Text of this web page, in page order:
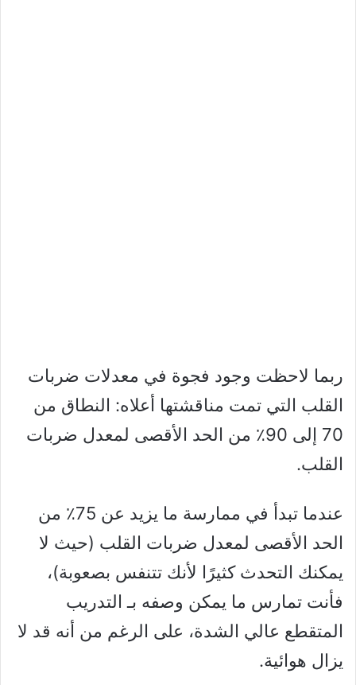
ربما لاحظت وجود فجوة في معدلات ضربات
القلب التي تمت مناقشتها أعلاه: النطاق من
70 إلى 90٪ من الحد الأقصى لمعدل ضربات
القلب.
عندما تبدأ في ممارسة ما يزيد عن 75٪ من
الحد الأقصى لمعدل ضربات القلب (حيث لا
يمكنك التحدث كثيرًا لأنك تتنفس بصعوبة)،
فأنت تمارس ما يمكن وصفه بـ التدريب
المتقطع عالي الشدة، على الرغم من أنه قد لا
يزال هوائية.